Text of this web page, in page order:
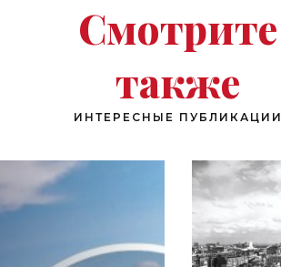
Смотрите
также
ИНТЕРЕСНЫЕ ПУБЛИКАЦИИ